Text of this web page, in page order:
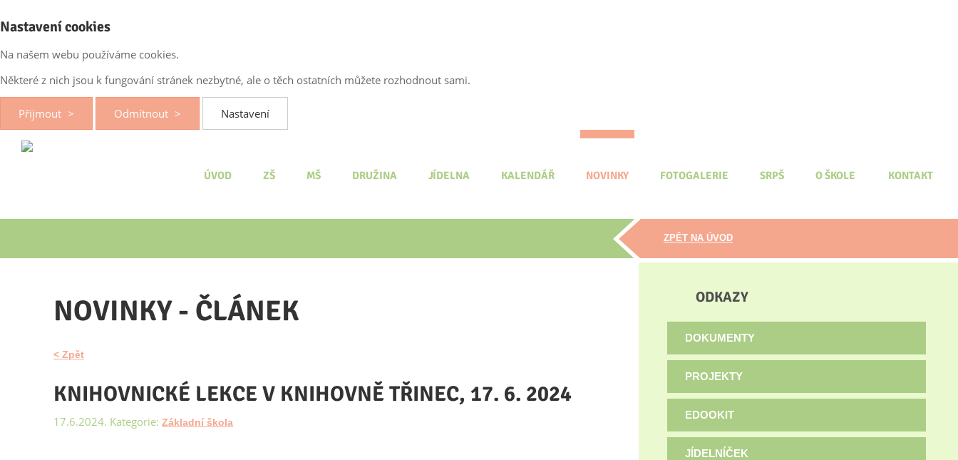
Nastavení cookies
Na našem webu používáme cookies.
Některé z nich jsou k fungování stránek nezbytné, ale o těch ostatních můžete rozhodnout sami.
Přijmout Odmítnout Nastavení
ÚVOD ZŠ MŠ DRUŽINA JÍDELNA KALENDÁŘ NOVINKY FOTOGALERIE SRPŠ O ŠKOLE KONTAKT
ZPĚT NA ÚVOD
NOVINKY - ČLÁNEK
< Zpět
KNIHOVNICKÉ LEKCE V KNIHOVNĚ TŘINEC, 17. 6. 2024
17.6.2024. Kategorie: Základní škola
ODKAZY
DOKUMENTY
PROJEKTY
EDOOKIT
JÍDELNÍČEK